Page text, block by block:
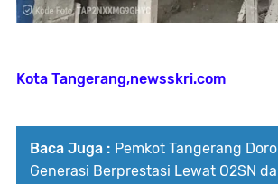
Kota Tangerang,newsskri.com
Baca Juga : Pemkot Tangerang
Generasi Berprestasi Lewat O2SN